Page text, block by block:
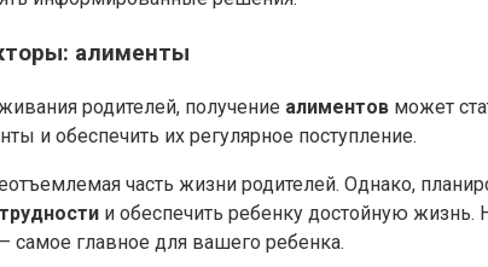
алименты
родителей, получение алиментов может
и обеспечить их регулярное поступление.
часть жизни родителей. Однако,
и обеспечить ребенку достойную
самое главное для вашего ребенка.